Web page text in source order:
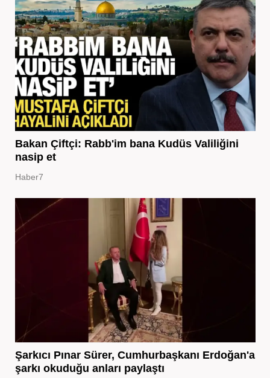
Bakan Çiftçi: Rabb'im bana Kudüs Valiliğini
nasip et
Haber7
Şarkıcı Pınar Sürer, Cumhurbaşkanı Erdoğan'a
şarkı okuduğu anları paylaştı